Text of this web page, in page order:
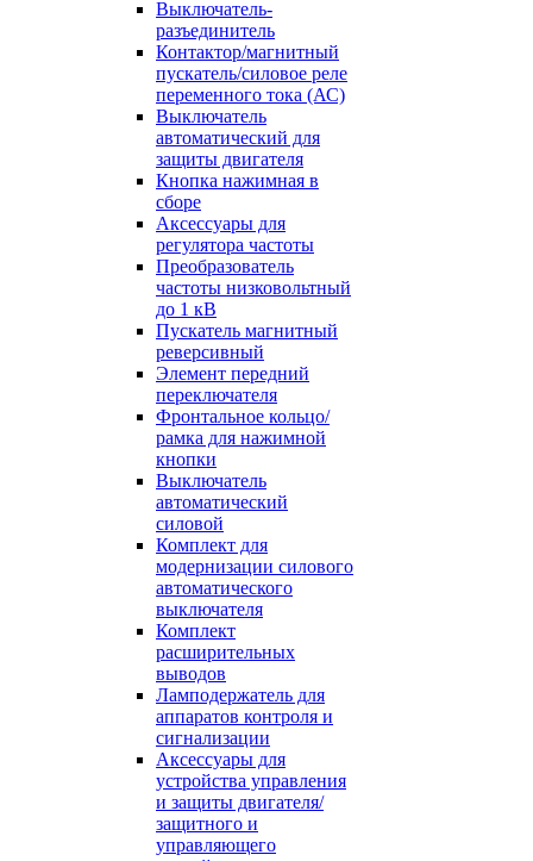
Выключатель-
разъединитель
Контактор/магнитный
пускатель/силовое реле
переменного тока (АС)
Выключатель
автоматический для
защиты двигателя
Кнопка нажимная в
сборе
Аксессуары для
регулятора частоты
Преобразователь
частоты низковольтный
до 1 кВ
Пускатель магнитный
реверсивный
Элемент передний
переключателя
Фронтальное кольцо/
рамка для нажимной
кнопки
Выключатель
автоматический
силовой
Комплект для
модернизации силового
автоматического
выключателя
Комплект
расширительных
выводов
Ламподержатель для
аппаратов контроля и
сигнализации
Аксессуары для
устройства управления
и защиты двигателя/
защитного и
управляющего